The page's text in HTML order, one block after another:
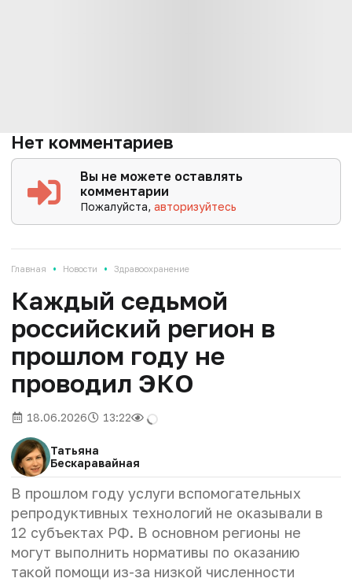
Нет комментариев
Вы не можете оставлять
комментарии
Пожалуйста,авторизуйтесь
Главная • Новости • Здравоохранение
Каждый седьмой
российский регион в
прошлом году не
проводил ЭКО
18.06.2026 13:22
Татьяна
Бескаравайная
В прошлом году услуги вспомогательных
репродуктивных технологий не оказывали в
12 субъектах РФ. В основном регионы не
могут выполнить нормативы по оказанию
такой помощи из-за низкой численности